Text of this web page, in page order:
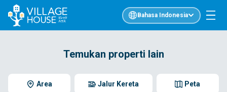
Bahasa Indonesia
Temukan properti lain
Area Peta
Jalur Kereta